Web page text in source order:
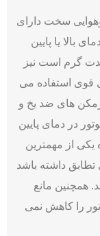
سخت دارای
بالا یا پایین
گرم است نیز
قوی استفاده می
های ضد یخ و
در دمای پایین
از مهمترین
داشته باشد
همچنین مانع
را کاهش نمی